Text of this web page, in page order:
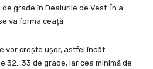
grade în Dealurile de Vest. În a
va forma ceață.
vor crește ușor, astfel încât
32…33 de grade, iar cea minimă de